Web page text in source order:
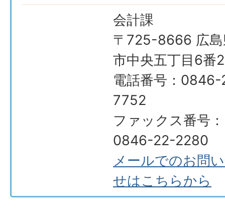
会計課
〒725-8666 広島
市中央五丁目6番
電話番号：
7752
ファックス番号：
0846-22-2280
メールでのお問
せはこちらから